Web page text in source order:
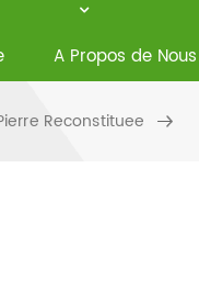
A Propos de Nous
Reconstituee